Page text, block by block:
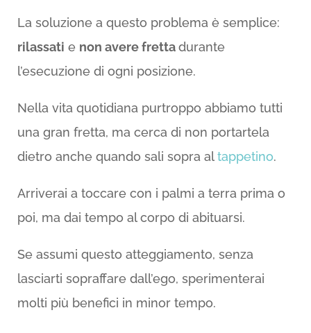
La soluzione a questo problema è semplice:
rilassati e non avere frettadurante
l’esecuzione di ogni posizione.
Nella vita quotidiana purtroppo abbiamo tutti
una gran fretta, ma cerca di non portartela
dietro anche quando sali sopra altappetino.
Arriverai a toccare con i palmi a terra prima o
poi, ma dai tempo al corpo di abituarsi.
Se assumi questo atteggiamento, senza
lasciarti sopraffare dall’ego, sperimenterai
molti più benefici in minor tempo.